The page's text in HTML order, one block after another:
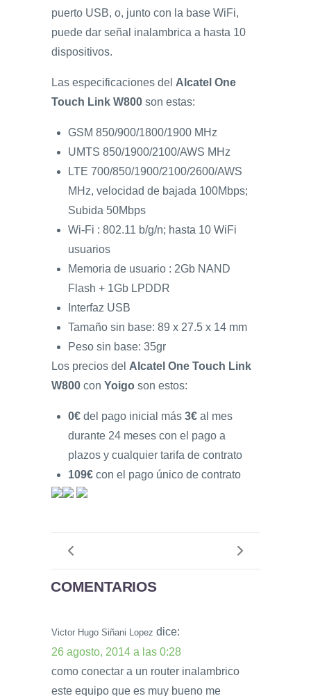
puerto USB, o, junto con la base WiFi,
puede dar señal inalambrica a hasta 10
dispositivos.
Las especificaciones del Alcatel One
Touch Link W800 son estas:
GSM 850/900/1800/1900 MHz
UMTS 850/1900/2100/AWS MHz
LTE 700/850/1900/2100/2600/AWS
MHz, velocidad de bajada 100Mbps;
Subida 50Mbps
Wi-Fi : 802.11 b/g/n; hasta 10 WiFi
usuarios
Memoria de usuario : 2Gb NAND
Flash + 1Gb LPDDR
Interfaz USB
Tamaño sin base: 89 x 27.5 x 14 mm
Peso sin base: 35gr
Los precios del Alcatel One Touch Link
W800 con Yoigo son estos:
0€ del pago inicial más 3€ al mes
durante 24 meses con el pago a
plazos y cualquier tarifa de contrato
109€ con el pago único de contrato
COMENTARIOS
Victor Hugo Siñani Lopez dice:
26 agosto, 2014 a las 0:28
como conectar a un router inalambrico
este equipo que es muy bueno me